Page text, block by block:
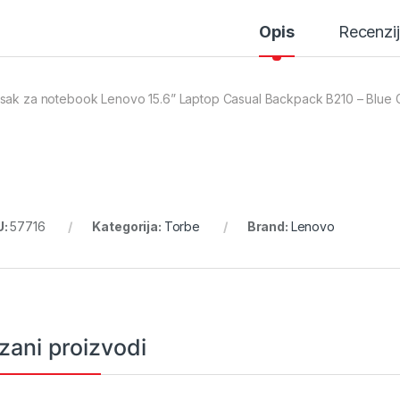
Opis
za notebook Lenovo 15.6” Laptop Casual Backpack B210 – Blue
57716 Kategorija: Torbe Brand: Lenovo
proizvodi